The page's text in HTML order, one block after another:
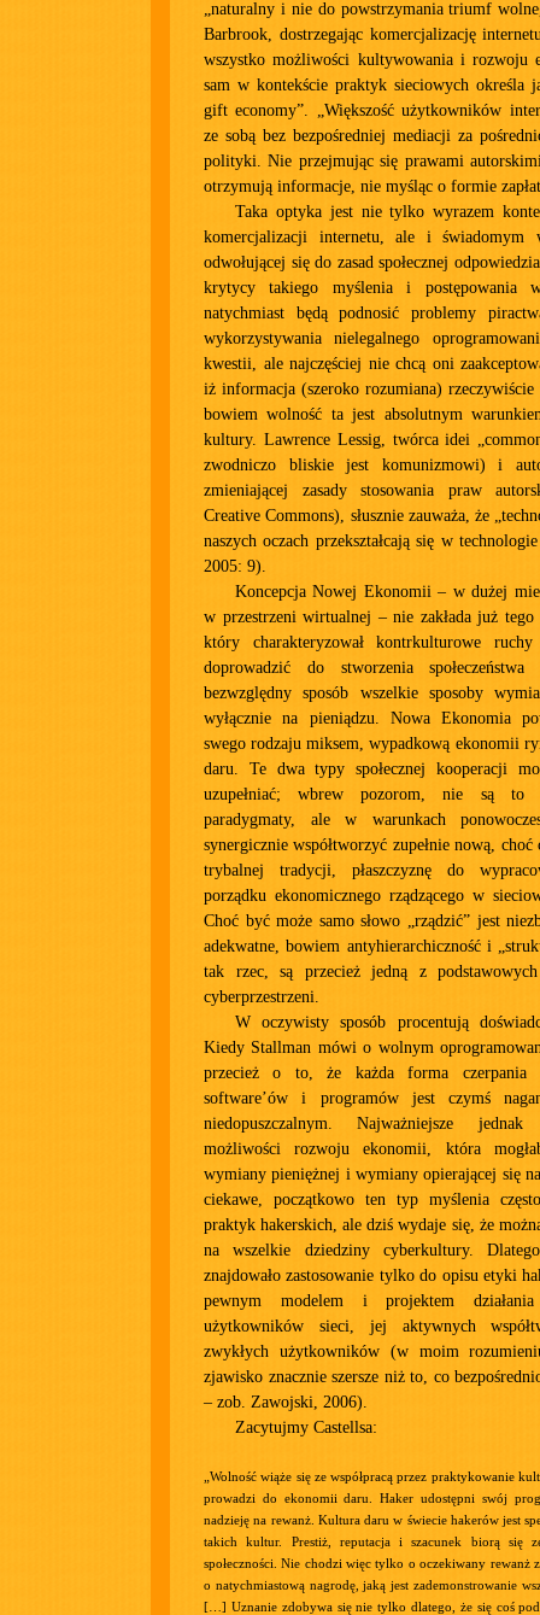
„naturalny i nie do powstrzymania triumf
Barbrook, dostrzegając komercjalizację
wszystko możliwości kultywowania i rozwoju
sam w kontekście praktyk sieciowych określa
gift economy”. „Większość użytkowników
ze sobą bez bezpośredniej mediacji za
polityki. Nie przejmując się prawami
otrzymują informacje, nie myśląc o formie
Taka optyka jest nie tylko wyrazem
komercjalizacji internetu, ale i świadomym
odwołującej się do zasad społecznej
krytycy takiego myślenia i postępowania
natychmiast będą podnosić problemy
wykorzystywania nielegalnego
kwestii, ale najczęściej nie chcą oni
iż informacja (szeroko rozumiana) rzeczywiście
bowiem wolność ta jest absolutnym
kultury. Lawrence Lessig, twórca idei
zwodniczo bliskie jest komunizmowi) i
zmieniającej zasady stosowania praw
Creative Commons), słusznie zauważa, że
naszych oczach przekształcają się w
2005: 9).
Koncepcja Nowej Ekonomii – w dużej
w przestrzeni wirtualnej – nie zakłada już
który charakteryzował kontrkulturowe
doprowadzić do stworzenia społeczeństwa
bezwzględny sposób wszelkie sposoby
wyłącznie na pieniądzu. Nowa Ekonomia
swego rodzaju miksem, wypadkową ekonomii
daru. Te dwa typy społecznej kooperacji
uzupełniać; wbrew pozorom, nie są to
paradygmaty, ale w warunkach
synergicznie współtworzyć zupełnie nową, choć
trybalnej tradycji, płaszczyznę do
porządku ekonomicznego rządzącego w
Choć być może samo słowo „rządzić” jest
adekwatne, bowiem antyhierarchiczność i
tak rzec, są przecież jedną z
cyberprzestrzeni.
W oczywisty sposób procentują
Kiedy Stallman mówi o wolnym
przecież o to, że każda forma czerpania
software’ów i programów jest czymś
niedopuszczalnym. Najważniejsze
możliwości rozwoju ekonomii, która
wymiany pieniężnej i wymiany opierającej się
ciekawe, początkowo ten typ myślenia
praktyk hakerskich, ale dziś wydaje się, że
na wszelkie dziedziny cyberkultury.
znajdowało zastosowanie tylko do opisu etyki
pewnym modelem i projektem
użytkowników sieci, jej aktywnych
zwykłych użytkowników (w moim
zjawisko znacznie szersze niż to, co
– zob. Zawojski, 2006).
Zacytujmy Castellsa:
„Wolność wiąże się ze współpracą przez praktykowanie
prowadzi do ekonomii daru. Haker udostępni swój
nadzieję na rewanż. Kultura daru w świecie hakerów jest
takich kultur. Prestiż, reputacja i szacunek biorą się
społeczności. Nie chodzi więc tylko o oczekiwany rewanż
o natychmiastową nagrodę, jaką jest zademonstrowanie
[…] Uznanie zdobywa się nie tylko dlatego, że się coś